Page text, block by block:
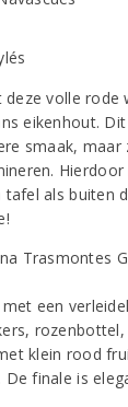
volle rode
eikenhout.
smaak, maar
Hierdoor
als buiten
een
klein rood
finale is